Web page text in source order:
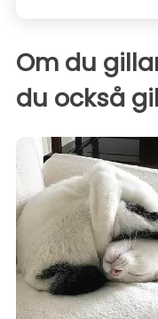
Om du
du också